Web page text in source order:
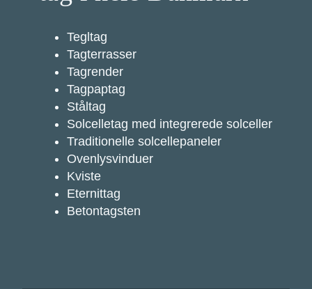
Tegltag
Tagterrasser
Tagrender
Tagpaptag
Ståltag
Solcelletag med integrerede solceller
Traditionelle solcellepaneler
Ovenlysvinduer
Kviste
Eternittag
Betontagsten